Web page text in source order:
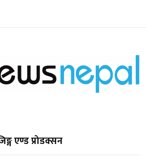
एण्ड प्रोडक्सन